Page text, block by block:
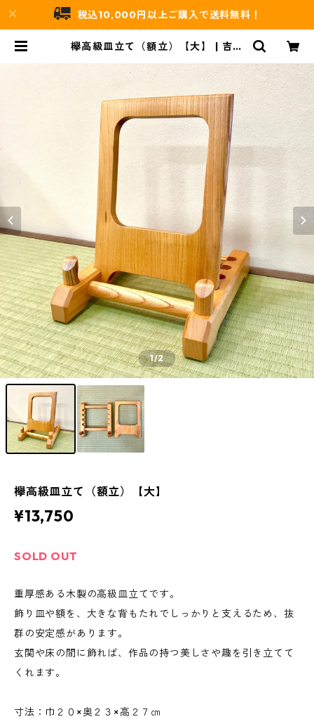
税込10,000円以上ご購入で送料無料！
欅高級皿立て（額立）【大】 | 吉村
1/2
欅高級皿立て（額立）【大】
¥13,750
SOLD OUT
重厚感ある木製の高級皿立てです。
飾り皿や額を、大きな背もたれでしっかりと支えるため、抜
群の安定感があります。
玄関や床の間に飾れば、作品の持つ美しさや趣を引き立てて
くれます。
寸法：巾２０×奥２３×高２７㎝